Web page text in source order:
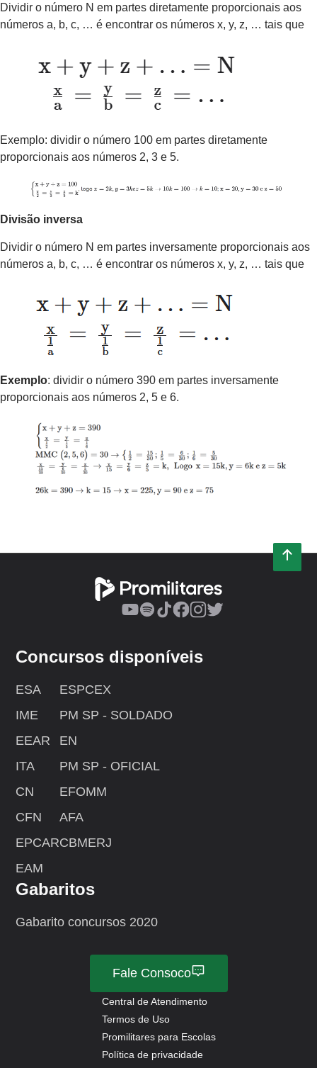
Dividir o número N em partes diretamente proporcionais aos
números a, b, c, … é encontrar os números x, y, z, … tais que
Exemplo: dividir o número 100 em partes diretamente
proporcionais aos números 2, 3 e 5.
Divisão inversa
Dividir o número N em partes inversamente proporcionais aos
números a, b, c, … é encontrar os números x, y, z, … tais que
Exemplo: dividir o número 390 em partes inversamente
proporcionais aos números 2, 5 e 6.
Concursos disponíveis
ESA
IME
EEAR
ITA
CN
CFN
EPCAR
EAM
ESPCEX
PM SP - SOLDADO
EN
PM SP - OFICIAL
EFOMM
AFA
CBMERJ
Gabaritos
Gabarito concursos 2020
Central de Atendimento
Termos de Uso
Promilitares para Escolas
Política de privacidade
Fale Consoco